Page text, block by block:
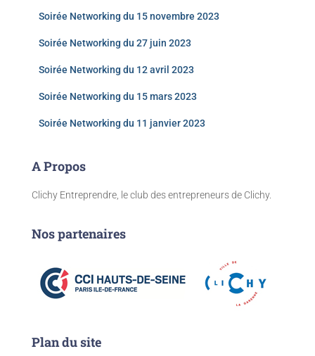
Soirée Networking du 15 novembre 2023
Soirée Networking du 27 juin 2023
Soirée Networking du 12 avril 2023
Soirée Networking du 15 mars 2023
Soirée Networking du 11 janvier 2023
A Propos
Clichy Entreprendre, le club des entrepreneurs de Clichy.
Nos partenaires
Plan du site